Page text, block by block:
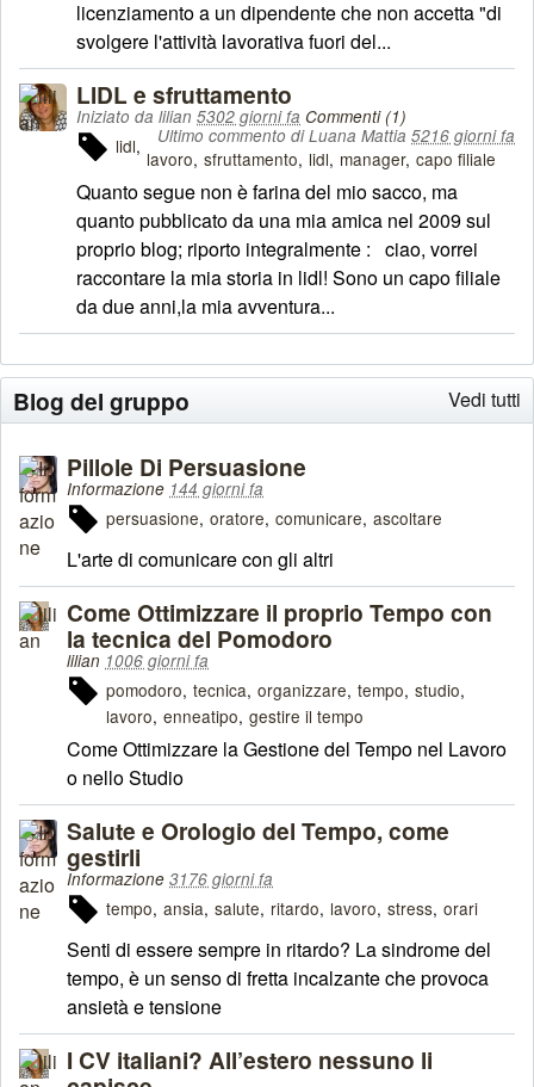
licenziamento a un dipendente che non accetta "di
svolgere l'attività lavorativa fuori del...
LIDL e sfruttamento
Iniziato da lilian 5302 giorni fa Commenti (1)
Ultimo commento di Luana Mattia 5216 giorni fa
lidl
lavoro sfruttamento lidl manager capo filiale
Quanto segue non è farina del mio sacco, ma
quanto pubblicato da una mia amica nel 2009 sul
proprio blog; riporto integralmente : ciao, vorrei
raccontare la mia storia in lidl! Sono un capo filiale
da due anni,la mia avventura...
Vedi tutti
Blog del gruppo
Pillole Di Persuasione
Informazione 144 giorni fa
persuasione oratore comunicare ascoltare
L'arte di comunicare con gli altri
Come Ottimizzare il proprio Tempo con
la tecnica del Pomodoro
lilian 1006 giorni fa
pomodoro tecnica organizzare tempo studio
lavoro enneatipo gestire il tempo
Come Ottimizzare la Gestione del Tempo nel Lavoro
o nello Studio
Salute e Orologio del Tempo, come
gestirli
Informazione 3176 giorni fa
tempo ansia salute ritardo lavoro stress orari
Senti di essere sempre in ritardo? La sindrome del
tempo, è un senso di fretta incalzante che provoca
ansietà e tensione
I CV italiani? All’estero nessuno li